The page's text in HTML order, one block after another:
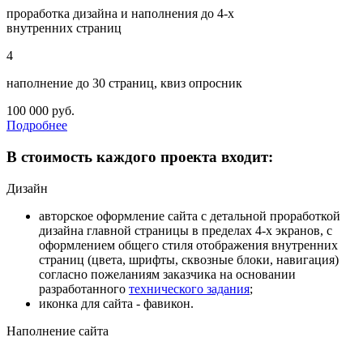
проработка дизайна и наполнения до 4-х
внутренних страниц
4
наполнение до 30 страниц, квиз опросник
100 000 руб.
Подробнее
В стоимость каждого проекта входит:
Дизайн
авторское оформление сайта с детальной проработкой
дизайна главной страницы в пределах 4-х экранов, с
оформлением общего стиля отображения внутренних
страниц (цвета, шрифты, сквозные блоки, навигация)
согласно пожеланиям заказчика на основании
разработанного технического задания;
иконка для сайта - фавикон.
Наполнение сайта